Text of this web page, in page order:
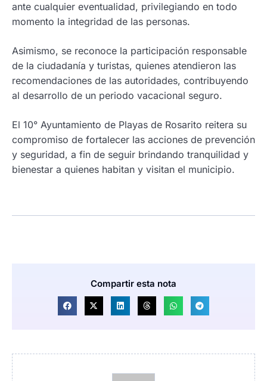
ante cualquier eventualidad, privilegiando en todo
momento la integridad de las personas.
Asimismo, se reconoce la participación responsable
de la ciudadanía y turistas, quienes atendieron las
recomendaciones de las autoridades, contribuyendo
al desarrollo de un periodo vacacional seguro.
El 10° Ayuntamiento de Playas de Rosarito reitera su
compromiso de fortalecer las acciones de prevención
y seguridad, a fin de seguir brindando tranquilidad y
bienestar a quienes habitan y visitan el municipio.
Compartir esta nota